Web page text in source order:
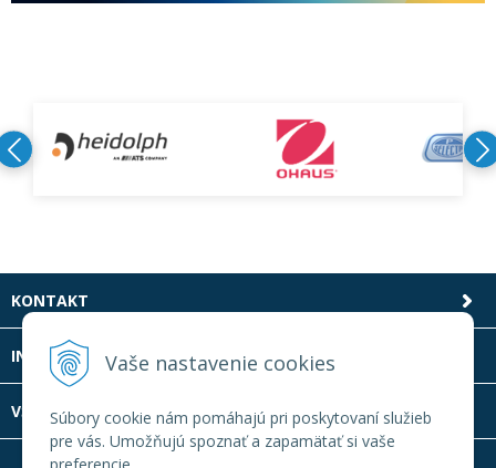
Vaše nastavenie cookies
Súbory cookie nám pomáhajú pri poskytovaní služieb
pre vás. Umožňujú spoznať a zapamätať si vaše
KONTAKT
INFOLINKA
VŠETKO O NÁKUPE